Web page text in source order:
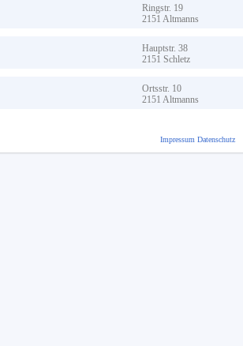
Ringstr. 19
2151 Altmanns
Hauptstr. 38
2151 Schletz
Ortsstr. 10
2151 Altmanns
Impressum Datenschutz